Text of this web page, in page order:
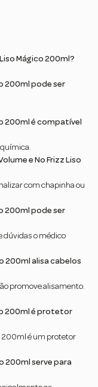
Mágico 200ml?
200ml pode ser
200ml é compatível
química.
e No Frizz Liso
com chapinha ou
200ml pode ser
dúvidas o médico
200ml alisa cabelos
promove alisamento.
200ml é protetor
200ml é um protetor
200ml serve para